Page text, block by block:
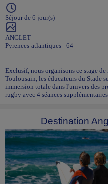
Séjour de 6 jour(s)
ANGLET
Pyrenees-atlantiques - 64
Exclusif, nous organisons ce stage
Toulousain, les éducateurs du Stade
immersion totale dans l'univers des
rugby avec 4 séances
Destination